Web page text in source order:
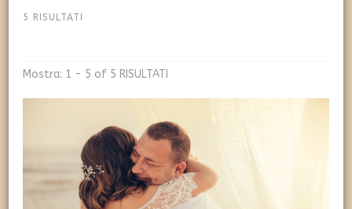
5 RISULTATI
Mostra: 1 - 5 of 5 RISULTATI